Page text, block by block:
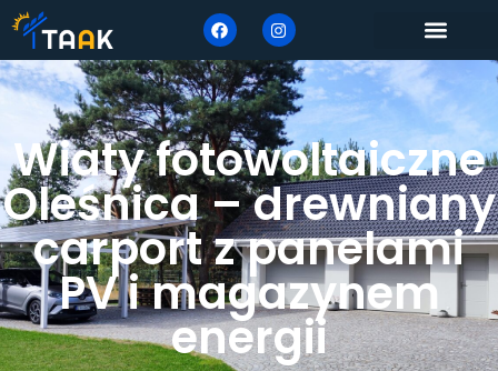
Wiaty fotowoltaiczne
Oleśnica – drewniany
carport z panelami
PV i magazynem
energii